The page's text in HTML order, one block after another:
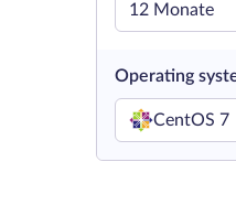
12 Monate
Operating
CentOS 7